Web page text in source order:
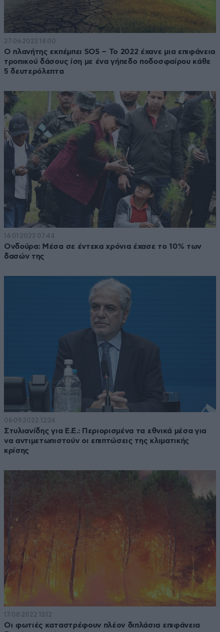
27·06·2023 14:00
Ο πλανήτης εκπέμπει SOS – Το 2022 έχανε μια επιφάνεια
τροπικού δάσους ίση με ένα γήπεδο ποδοσφαίρου κάθε
5 δευτερόλεπτα
14·01·2023 07:44
Ονδούρα: Μέσα σε έντεκα χρόνια έχασε το 10% των
δασών της
06·09·2022 12:34
Στυλιανίδης για Ε.Ε.: Περιορισμένα τα εθνικά μέσα για
να αντιμετωπιστούν οι επιπτώσεις της κλιματικής
κρίσης
17·08·2022 13:12
Οι φωτιές καταστρέφουν πλέον διπλάσια επιφάνεια